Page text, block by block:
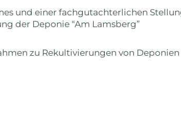
und einer fachgutachterlichen
der Deponie “Am Lamsberg”
zu Rekultivierungen von Deponien